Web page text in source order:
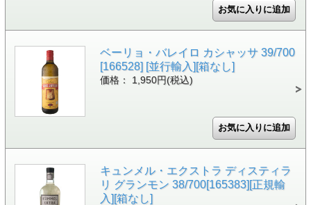
ベーリョ・バレイロ カシャッサ 39/700
[166528] [並行輸入][箱なし]
価格： 1,950円(税込)
キュンメル・エクストラ ディスティラ
リ グランモン 38/700[165383][正規輸
入][箱なし]